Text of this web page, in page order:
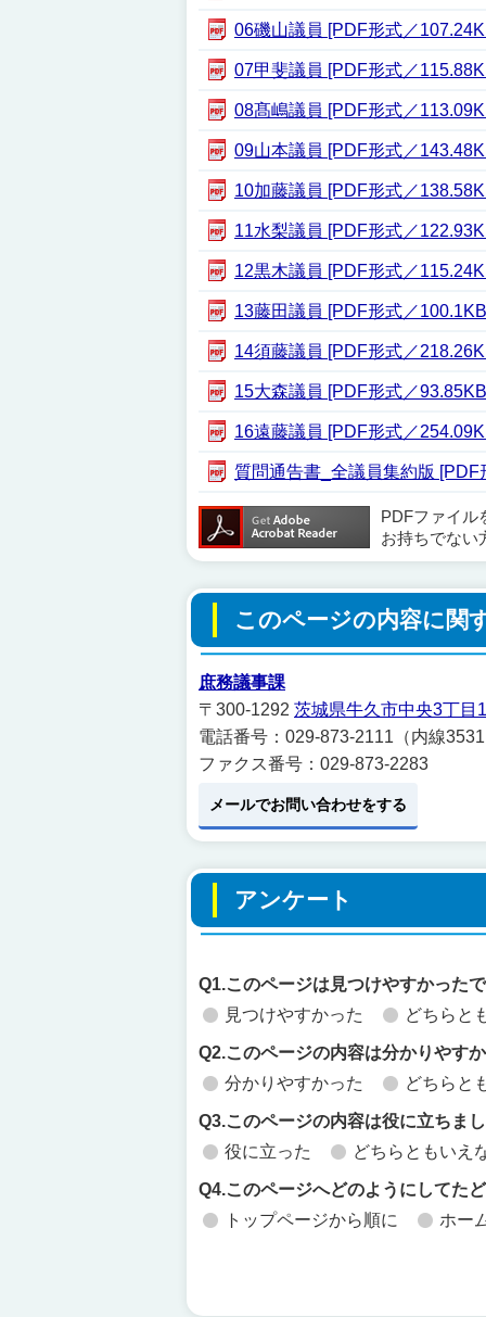
06磯山議員 [PDF形式／
07甲斐議員 [PDF形式／
08髙嶋議員 [PDF形式／
09山本議員 [PDF形式／
10加藤議員 [PDF形式／
11水梨議員 [PDF形式／
12黒木議員 [PDF形式／
13藤田議員 [PDF形式／
14須藤議員 [PDF形式／
15大森議員 [PDF形式／
16遠藤議員 [PDF形式／
質問通告書_全議員集約版 [PDF
PDFファイル
お持ちでない
このページの内容に関
庶務議事課
〒300-1292 茨城県牛久市中央3丁目
電話番号：029-873-2111（内線
ファクス番号：029-873-2283
メールでお問い合わせをする
アンケート
Q1.このページは見つけやすかった
見つけやすかった
どちらと
Q2.このページの内容は分かりやす
分かりやすかった
どちらと
Q3.このページの内容は役に立ちま
役に立った
どちらともいえ
Q4.このページへどのようにしてた
トップページから順に
ホー